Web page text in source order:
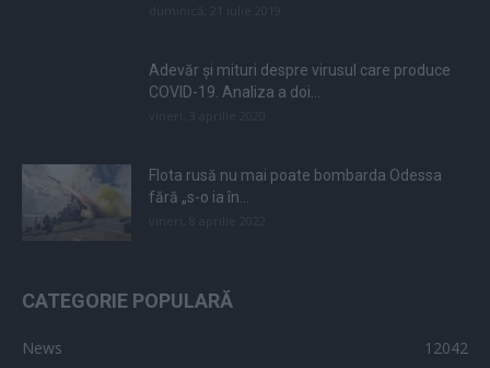
Adevăr și mituri despre virusul care produce
COVID-19. Analiza a doi...
Flota rusă nu mai poate bombarda Odessa
fără „s-o ia în...
CATEGORIE POPULARĂ
News
12042